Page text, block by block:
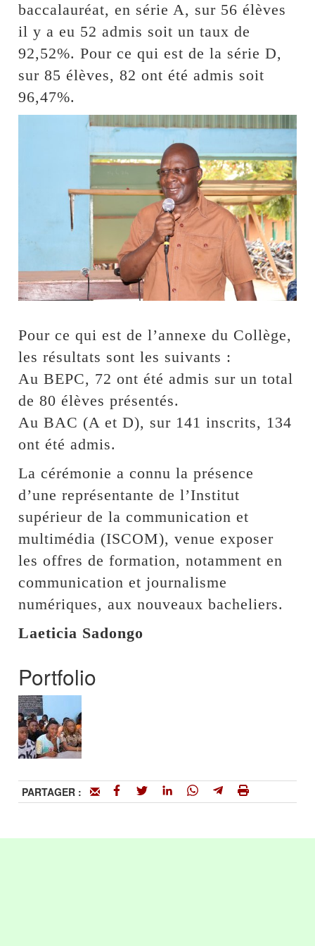
baccalauréat, en série A, sur 56 élèves
il y a eu 52 admis soit un taux de
92,52%. Pour ce qui est de la série D,
sur 85 élèves, 82 ont été admis soit
96,47%.
Pour ce qui est de l’annexe du Collège,
les résultats sont les suivants :
Au BEPC, 72 ont été admis sur un total
de 80 élèves présentés.
Au BAC (A et D), sur 141 inscrits, 134
ont été admis.
La cérémonie a connu la présence
d’une représentante de l’Institut
supérieur de la communication et
multimédia (ISCOM), venue exposer
les offres de formation, notamment en
communication et journalisme
numériques, aux nouveaux bacheliers.
Laeticia Sadongo
Portfolio
PARTAGER :